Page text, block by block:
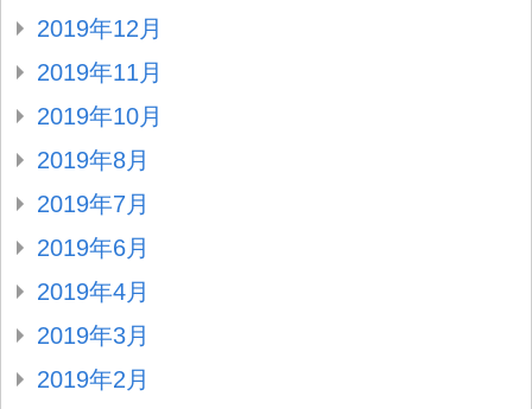
2019年12月
2019年11月
2019年10月
2019年8月
2019年7月
2019年6月
2019年4月
2019年3月
2019年2月